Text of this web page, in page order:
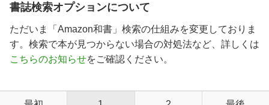
書誌検索オプションについて
ただいま「Amazon和書」検索の仕組みを変更しておりま
す。検索で本が見つからない場合の対処法など、詳しくは
こちらのお知らせをご確認ください。